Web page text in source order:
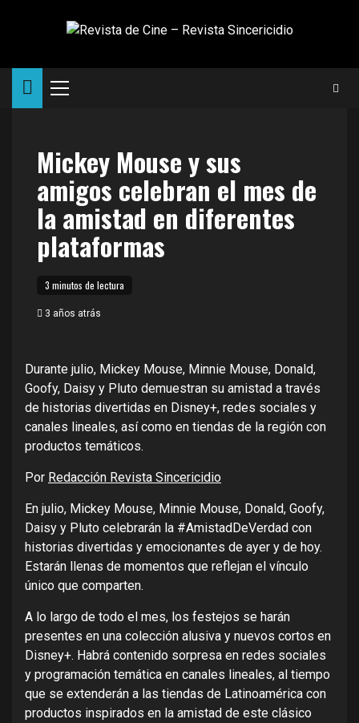
Menú
Mickey Mouse y sus
amigos celebran el mes de
la amistad en diferentes
plataformas
3 minutos de lectura
3 años atrás
Durante julio, Mickey Mouse, Minnie Mouse, Donald,
Goofy, Daisy y Pluto demuestran su amistad a través
de historias divertidas en Disney+, redes sociales y
canales lineales, así como en tiendas de la región con
productos temáticos.
Por Redacción Revista Sincericidio
En julio, Mickey Mouse, Minnie Mouse, Donald, Goofy,
Daisy y Pluto celebrarán la #AmistadDeVerdad con
historias divertidas y emocionantes de ayer y de hoy.
Estarán llenas de momentos que reflejan el vínculo
único que comparten.
A lo largo de todo el mes, los festejos se harán
presentes en una colección alusiva y nuevos cortos en
Disney+. Habrá contenido sorpresa en redes sociales
y programación temática en canales lineales, al tiempo
que se extenderán a las tiendas de Latinoamérica con
productos inspirados en la amistad de este clásico